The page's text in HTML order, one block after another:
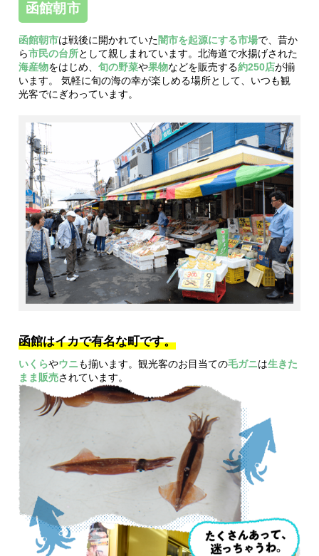
函館朝市
函館朝市は戦後に開かれていた闇市を起源にする市場で、昔か
ら市民の台所として親しまれています。北海道で水揚げされた
海産物をはじめ、旬の野菜や果物などを販売する約250店が揃
います。 気軽に旬の海の幸が楽しめる場所として、いつも観
光客でにぎわっています。
函館はイカで有名な町です。
いくらやウニも揃います。観光客のお目当ての毛ガニは生きた
まま販売されています。